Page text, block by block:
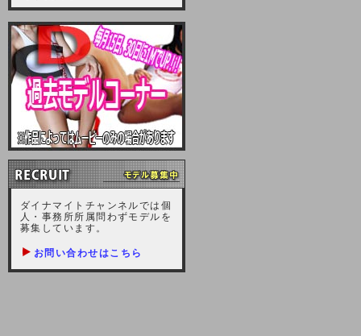
ますが、ご理解の程を宜しくお願い
致します。
2022-09-01 (木)
【サーバーメンテナンスのお知ら
せ】
9月10日（土曜日）AM6：00から
AM8：00（予定）サーバーメンテ
ナンスを致します。ご迷惑をおかけ
しますが、宜しくお願い致します。
2021-10-22 (金)
2021/10/7に起きました地震によ
ダイナマイトチャンネルでは個
人・事務所所属問わずモデルを
募集しています。
お問い合わせはこちら